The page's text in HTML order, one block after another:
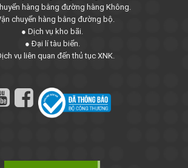
hàng bằng đường hàng Không.
chuyển hàng bằng đường bộ.
● Dịch vụ kho bãi.
● Đại lí tàu biển.
vụ liên quan đến thủ tục XNK.